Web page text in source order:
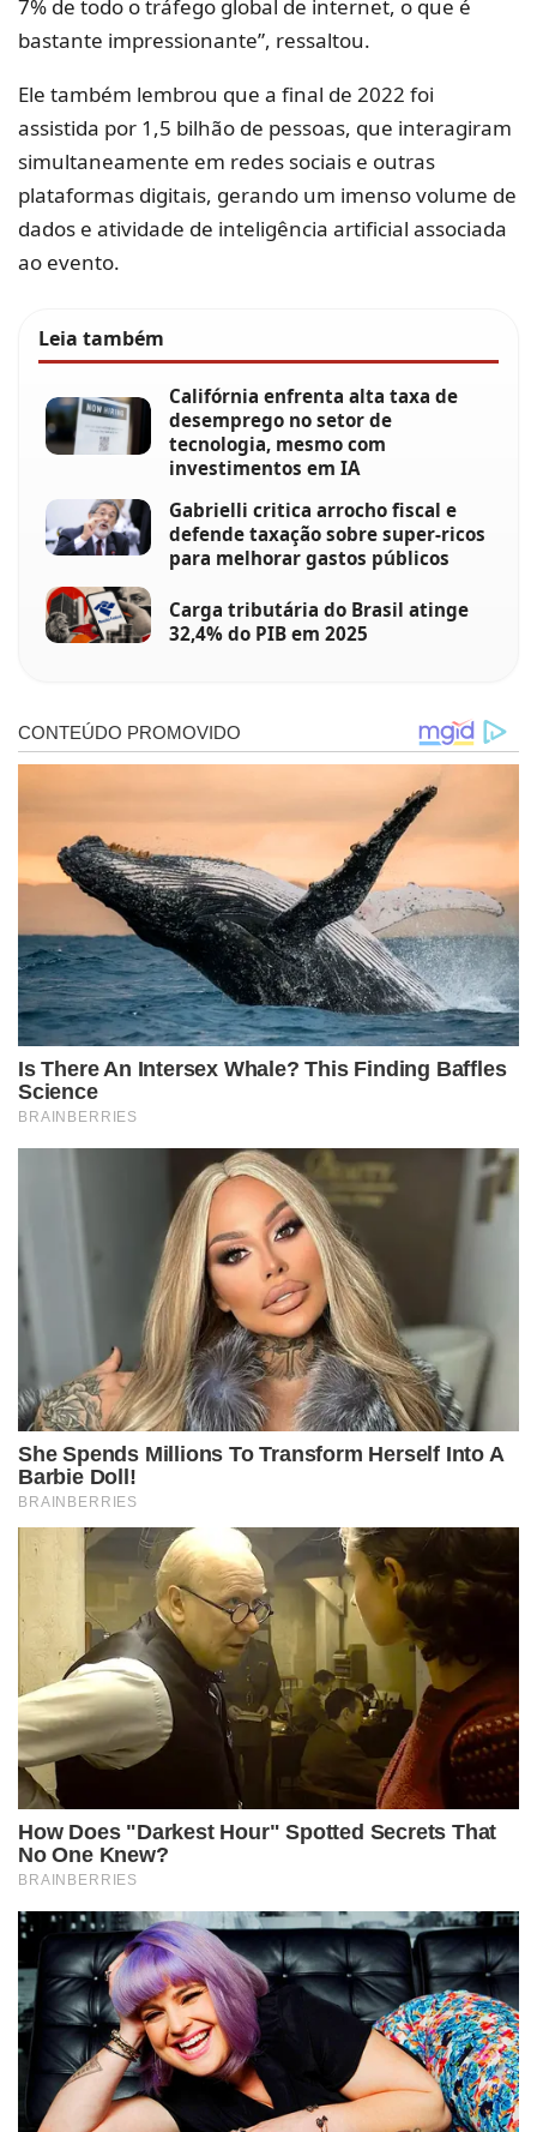
7% de todo o tráfego global de internet, o que é
bastante impressionante”, ressaltou.
Ele também lembrou que a final de 2022 foi
assistida por 1,5 bilhão de pessoas, que interagiram
simultaneamente em redes sociais e outras
plataformas digitais, gerando um imenso volume de
dados e atividade de inteligência artificial associada
ao evento.
Leia também
Califórnia enfrenta alta taxa de
desemprego no setor de
tecnologia, mesmo com
investimentos em IA
Gabrielli critica arrocho fiscal e
defende taxação sobre super-ricos
para melhorar gastos públicos
Carga tributária do Brasil atinge
32,4% do PIB em 2025